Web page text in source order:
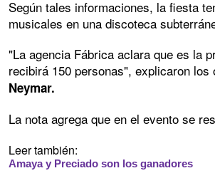
Según tales informaciones, la fiesta
musicales en una discoteca
"La agencia Fábrica aclara que es la
recibirá 150 personas", explicaron
Neymar.
La nota agrega que en el evento se
Leer también:
Amaya y Preciado son los ganadores